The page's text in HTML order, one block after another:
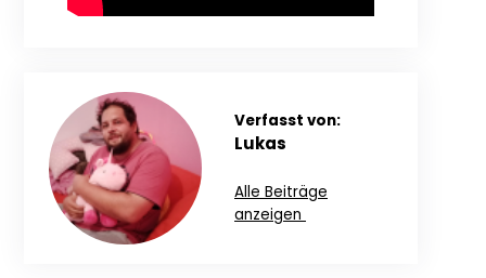
Verfasst von:
Lukas
Alle Beiträge
anzeigen